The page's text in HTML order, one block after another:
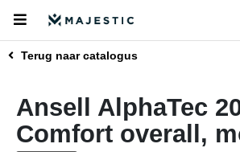
Terug naar catalogus
Ansell AlphaTec
Comfort overall,